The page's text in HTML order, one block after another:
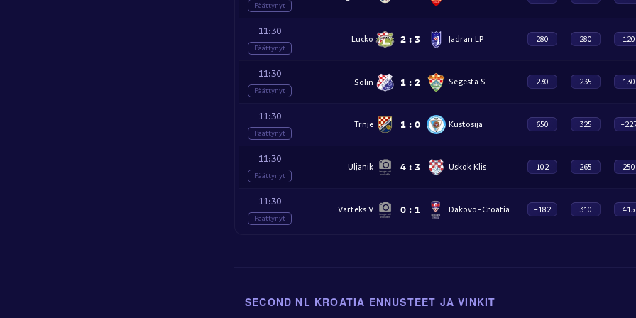
Päättynyt
11:30
Päättynyt
Lucko 2 : 3 Jadran LP 280 280 120
11:30
Päättynyt
Solin 1 : 2 Segesta S 230 235 130
11:30
Päättynyt
Trnje 1 : 0 Kustosija 650 325 -
11:30
Päättynyt
Uljanik 4 : 3 Uskok Klis 102 265 250
11:30
Päättynyt
Varteks V 0 : 1 Dakovo-Croatia -182 310 415
SECOND NL KROATIA ENNUSTEET JA VINKIT